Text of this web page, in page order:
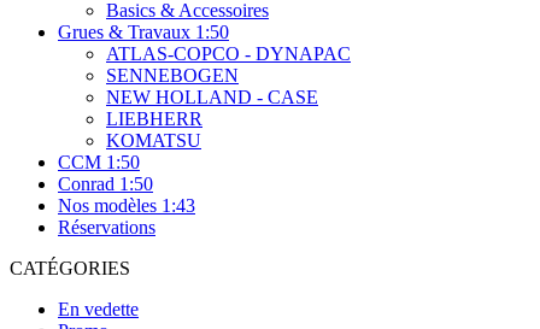
Basics & Accessoires
Grues & Travaux 1:50
ATLAS-COPCO - DYNAPAC
SENNEBOGEN
NEW HOLLAND - CASE
LIEBHERR
KOMATSU
CCM 1:50
Conrad 1:50
Nos modèles 1:43
Réservations
CATÉGORIES
En vedette